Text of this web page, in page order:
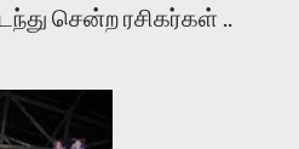
சென்ற ரசிகர்கள் ..